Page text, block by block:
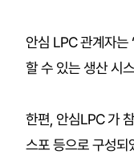
안심 LPC 관계자는
할 수 있는 생산 시
한편, 안심LPC 가
스포 등으로 구성되